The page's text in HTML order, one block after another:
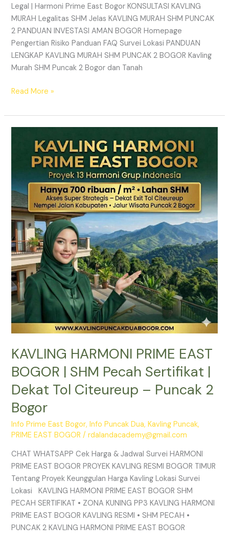
Legal | Harmoni Prime East Bogor KONSULTASI KAVLING
MURAH Legalitas SHM Jelas KAVLING MURAH SHM PUNCAK
2 PANDUAN INVESTASI AMAN BOGOR Homepage
Pengertian Risiko Panduan FAQ Survei Lokasi PANDUAN
LENGKAP KAVLING MURAH SHM PUNCAK 2 BOGOR Kavling
Murah SHM Puncak 2 Bogor dan Tanah
Read More »
KAVLING HARMONI PRIME EAST
BOGOR | SHM Pecah Sertifikat |
Dekat Tol Citeureup – Puncak 2
Bogor
Info Prime East Bogor,Info Puncak Dua,Kavling Puncak,
PRIME EAST BOGOR /rdalandacademy@gmail.com
CHAT WHATSAPP Cek Harga & Jadwal Survei HARMONI
PRIME EAST BOGOR PROYEK KAVLING RESMI BOGOR TIMUR
Tentang Proyek Keunggulan Harga Kavling Lokasi Survei
Lokasi KAVLING HARMONI PRIME EAST BOGOR SHM
PECAH SERTIFIKAT • ZONA KUNING PP3 KAVLING HARMONI
PRIME EAST BOGOR KAVLING RESMI • SHM PECAH •
PUNCAK 2 KAVLING HARMONI PRIME EAST BOGOR
HARMONI
BOGOR
|
SHM
Pecah
Sertifikat
|
Dekat
Tol
Citeureup
–
Puncak
2